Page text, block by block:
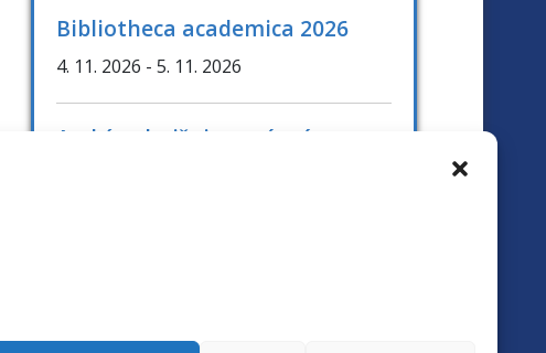
Bibliotheca academica 2026
4. 11. 2026 - 5. 11. 2026
Archívy, knižnice, múzeá v